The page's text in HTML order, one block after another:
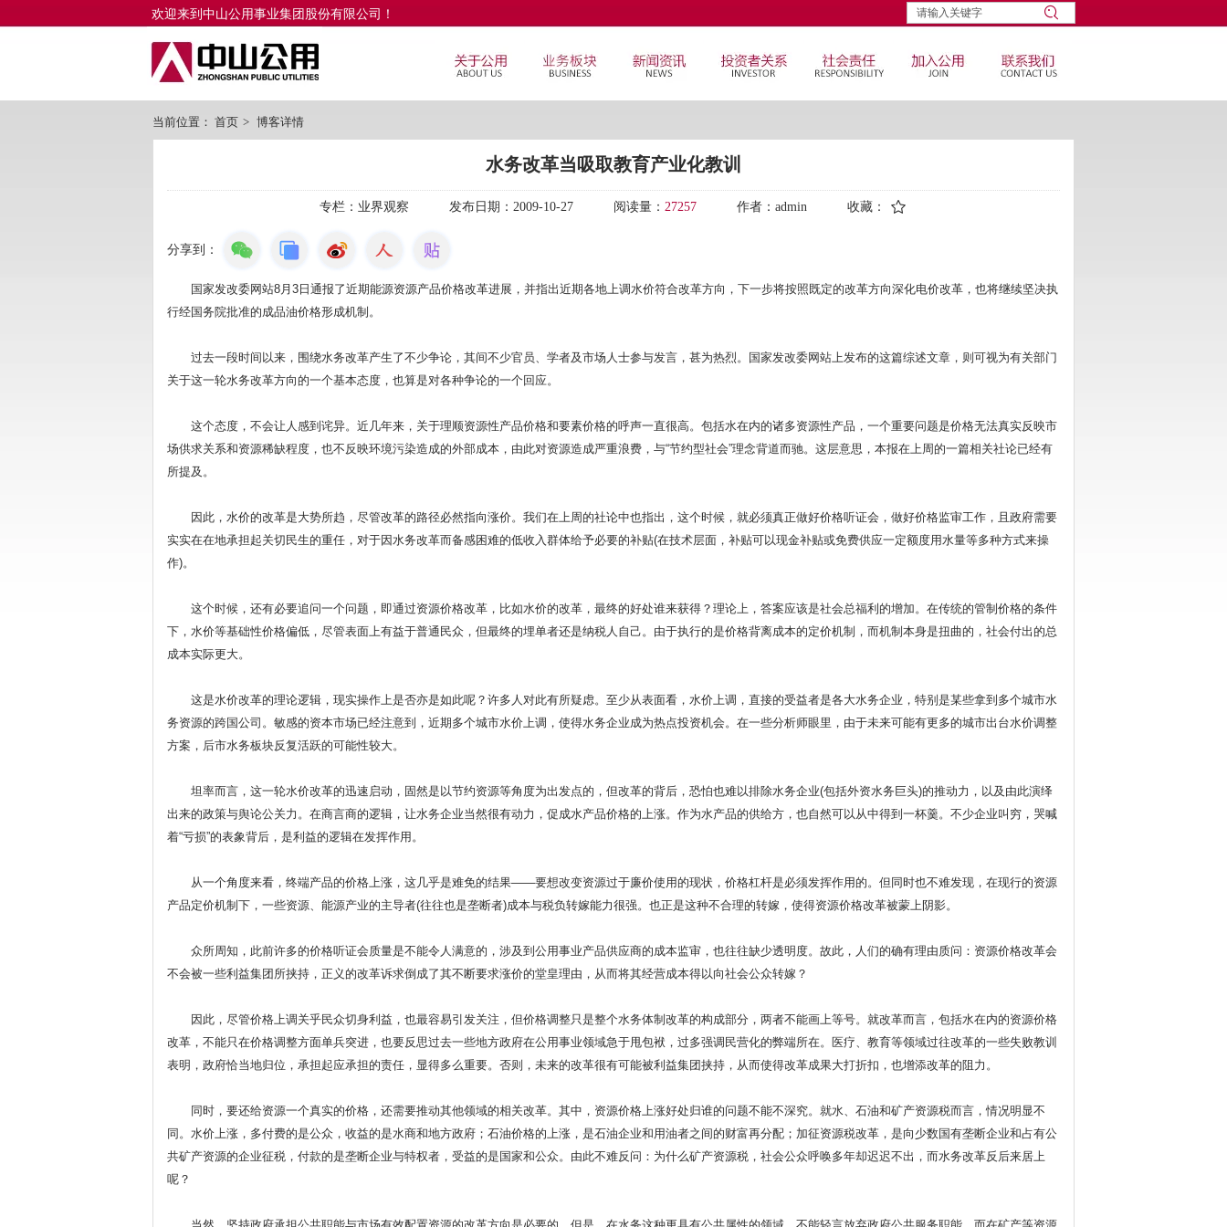
欢迎来到中山公用事业集团股份有限公司！
当前位置： 首页 > 博客详情
水务改革当吸取教育产业化教训
专栏： 业界观察 发布日期： 2009-10-27 阅读量： 27257 作者： admin 收藏：
分享到：
国家发改委网站8月3日通报了近期能源资源产品价格改革进展，并指出近期各地上调水价符合改革方向，下一步将按照既定的改革方向深化电价改革，也将继续坚决执
行经国务院批准的成品油价格形成机制。
过去一段时间以来，围绕水务改革产生了不少争论，其间不少官员、学者及市场人士参与发言，甚为热烈。国家发改委网站上发布的这篇综述文章，则可视为有关部门
关于这一轮水务改革方向的一个基本态度，也算是对各种争论的一个回应。
这个态度，不会让人感到诧异。近几年来，关于理顺资源性产品价格和要素价格的呼声一直很高。包括水在内的诸多资源性产品，一个重要问题是价格无法真实反映市
场供求关系和资源稀缺程度，也不反映环境污染造成的外部成本，由此对资源造成严重浪费，与“节约型社会”理念背道而驰。这层意思，本报在上周的一篇相关社论已经有
所提及。
因此，水价的改革是大势所趋，尽管改革的路径必然指向涨价。我们在上周的社论中也指出，这个时候，就必须真正做好价格听证会，做好价格监审工作，且政府需要
实实在在地承担起关切民生的重任，对于因水务改革而备感困难的低收入群体给予必要的补贴(在技术层面，补贴可以现金补贴或免费供应一定额度用水量等多种方式来操
作)。
这个时候，还有必要追问一个问题，即通过资源价格改革，比如水价的改革，最终的好处谁来获得？理论上，答案应该是社会总福利的增加。在传统的管制价格的条件
下，水价等基础性价格偏低，尽管表面上有益于普通民众，但最终的埋单者还是纳税人自己。由于执行的是价格背离成本的定价机制，而机制本身是扭曲的，社会付出的总
成本实际更大。
这是水价改革的理论逻辑，现实操作上是否亦是如此呢？许多人对此有所疑虑。至少从表面看，水价上调，直接的受益者是各大水务企业，特别是某些拿到多个城市水
务资源的跨国公司。敏感的资本市场已经注意到，近期多个城市水价上调，使得水务企业成为热点投资机会。在一些分析师眼里，由于未来可能有更多的城市出台水价调整
方案，后市水务板块反复活跃的可能性较大。
坦率而言，这一轮水价改革的迅速启动，固然是以节约资源等角度为出发点的，但改革的背后，恐怕也难以排除水务企业(包括外资水务巨头)的推动力，以及由此演绎
出来的政策与舆论公关力。在商言商的逻辑，让水务企业当然很有动力，促成水产品价格的上涨。作为水产品的供给方，也自然可以从中得到一杯羹。不少企业叫穷，哭喊
着“亏损”的表象背后，是利益的逻辑在发挥作用。
从一个角度来看，终端产品的价格上涨，这几乎是难免的结果——要想改变资源过于廉价使用的现状，价格杠杆是必须发挥作用的。但同时也不难发现，在现行的资源
产品定价机制下，一些资源、能源产业的主导者(往往也是垄断者)成本与税负转嫁能力很强。也正是这种不合理的转嫁，使得资源价格改革被蒙上阴影。
众所周知，此前许多的价格听证会质量是不能令人满意的，涉及到公用事业产品供应商的成本监审，也往往缺少透明度。故此，人们的确有理由质问：资源价格改革会
不会被一些利益集团所挟持，正义的改革诉求倒成了其不断要求涨价的堂皇理由，从而将其经营成本得以向社会公众转嫁？
因此，尽管价格上调关乎民众切身利益，也最容易引发关注，但价格调整只是整个水务体制改革的构成部分，两者不能画上等号。就改革而言，包括水在内的资源价格
改革，不能只在价格调整方面单兵突进，也要反思过去一些地方政府在公用事业领域急于甩包袱，过多强调民营化的弊端所在。医疗、教育等领域过往改革的一些失败教训
表明，政府恰当地归位，承担起应承担的责任，显得多么重要。否则，未来的改革很有可能被利益集团挟持，从而使得改革成果大打折扣，也增添改革的阻力。
同时，要还给资源一个真实的价格，还需要推动其他领域的相关改革。其中，资源价格上涨好处归谁的问题不能不深究。就水、石油和矿产资源税而言，情况明显不
同。水价上涨，多付费的是公众，收益的是水商和地方政府；石油价格的上涨，是石油企业和用油者之间的财富再分配；加征资源税改革，是向少数国有垄断企业和占有公
共矿产资源的企业征税，付款的是垄断企业与特权者，受益的是国家和公众。由此不难反问：为什么矿产资源税，社会公众呼唤多年却迟迟不出，而水务改革反后来居上
呢？